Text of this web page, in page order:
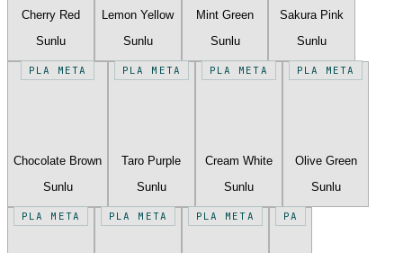
Cherry Red
Sunlu
Lemon Yellow
Sunlu
Mint Green
Sunlu
Sakura Pink
Sunlu
PLA META
Chocolate Brown
Sunlu
PLA META
Taro Purple
Sunlu
PLA META
Cream White
Sunlu
PLA META
Olive Green
Sunlu
PLA META PLA META PLA META PA